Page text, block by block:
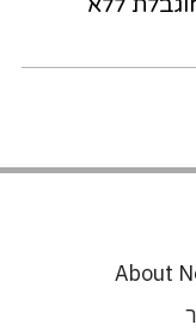
About